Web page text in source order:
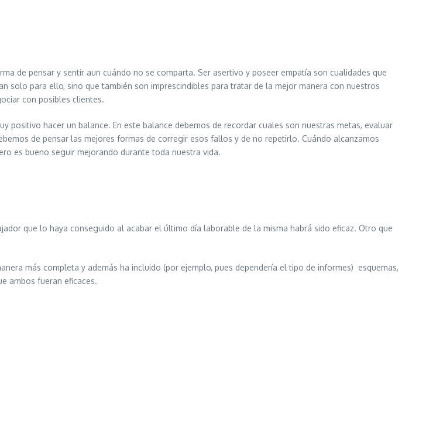
de pensar y sentir aun cuándo no se comparta. Ser asertivo y poseer empatía son cualidades que
solo para ello, sino que también son imprescindibles para tratar de la mejor manera con nuestros
con posibles clientes.
positivo hacer un balance. En este balance debemos de recordar cuales son nuestras metas, evaluar
de pensar las mejores formas de corregir esos fallos y de no repetirlo. Cuándo alcanzamos
es bueno seguir mejorando durante toda nuestra vida.
que lo haya conseguido al acabar el último día laborable de la misma habrá sido eficaz. Otro que
más completa y además ha incluido (por ejemplo, pues dependería el tipo de informes) esquemas,
ambos fueran eficaces.